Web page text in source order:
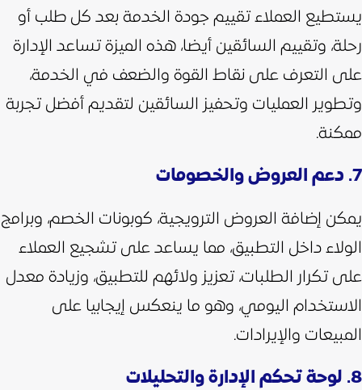
يستطيع العملاء تقييم جودة الخدمة بعد كل طلب أو
رحلة، وتقييم السائقين أيضا، هذه الميزة تساعد الإدارة
على التعرف على نقاط القوة والضعف في الخدمة،
وتطوير العمليات وتحفيز السائقين لتقديم أفضل تجربة
ممكنة.
7. دعم العروض والخصومات
يمكن إضافة العروض الترويجية، كوبونات الخصم، وبرامج
الولاء داخل التطبيق، مما يساعد على تشجيع العملاء
على تكرار الطلبات، تعزيز ولائهم للتطبيق، وزيادة معدل
الاستخدام اليومي، وهو ما ينعكس إيجابيا على
المبيعات والإيرادات.
8. لوحة تحكم الإدارة والتحليلات